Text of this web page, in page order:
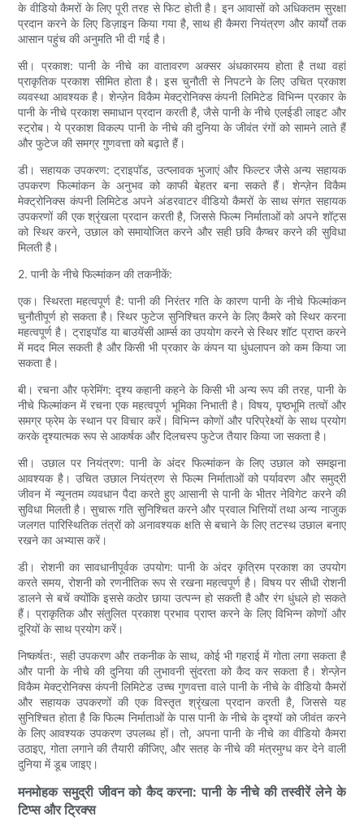
के वीडियो कैमरों के लिए पूरी तरह से फिट होती है। इन आवासों को अधिकतम सुरक्षा
प्रदान करने के लिए डिज़ाइन किया गया है, साथ ही कैमरा नियंत्रण और कार्यों तक
आसान पहुंच की अनुमति भी दी गई है।
सी। प्रकाश: पानी के नीचे का वातावरण अक्सर अंधकारमय होता है तथा वहां
प्राकृतिक प्रकाश सीमित होता है। इस चुनौती से निपटने के लिए उचित प्रकाश
व्यवस्था आवश्यक है। शेन्ज़ेन विकैम मेक्ट्रोनिक्स कंपनी लिमिटेड विभिन्न प्रकार के
पानी के नीचे प्रकाश समाधान प्रदान करती है, जैसे पानी के नीचे एलईडी लाइट और
स्ट्रोब। ये प्रकाश विकल्प पानी के नीचे की दुनिया के जीवंत रंगों को सामने लाते हैं
और फुटेज की समग्र गुणवत्ता को बढ़ाते हैं।
डी। सहायक उपकरण: ट्राइपॉड, उत्प्लावक भुजाएं और फिल्टर जैसे अन्य सहायक
उपकरण फिल्मांकन के अनुभव को काफी बेहतर बना सकते हैं। शेन्ज़ेन विकैम
मेक्ट्रोनिक्स कंपनी लिमिटेड अपने अंडरवाटर वीडियो कैमरों के साथ संगत सहायक
उपकरणों की एक श्रृंखला प्रदान करती है, जिससे फिल्म निर्माताओं को अपने शॉट्स
को स्थिर करने, उछाल को समायोजित करने और सही छवि कैप्चर करने की सुविधा
मिलती है।
2. पानी के नीचे फिल्मांकन की तकनीकें:
एक। स्थिरता महत्वपूर्ण है: पानी की निरंतर गति के कारण पानी के नीचे फिल्मांकन
चुनौतीपूर्ण हो सकता है। स्थिर फुटेज सुनिश्चित करने के लिए कैमरे को स्थिर करना
महत्वपूर्ण है। ट्राइपॉड या बाउयेंसी आर्म्स का उपयोग करने से स्थिर शॉट प्राप्त करने
में मदद मिल सकती है और किसी भी प्रकार के कंपन या धुंधलापन को कम किया जा
सकता है।
बी। रचना और फ्रेमिंग: दृश्य कहानी कहने के किसी भी अन्य रूप की तरह, पानी के
नीचे फिल्मांकन में रचना एक महत्वपूर्ण भूमिका निभाती है। विषय, पृष्ठभूमि तत्वों और
समग्र फ्रेम के स्थान पर विचार करें। विभिन्न कोणों और परिप्रेक्ष्यों के साथ प्रयोग
करके दृश्यात्मक रूप से आकर्षक और दिलचस्प फुटेज तैयार किया जा सकता है।
सी। उछाल पर नियंत्रण: पानी के अंदर फिल्मांकन के लिए उछाल को समझना
आवश्यक है। उचित उछाल नियंत्रण से फिल्म निर्माताओं को पर्यावरण और समुद्री
जीवन में न्यूनतम व्यवधान पैदा करते हुए आसानी से पानी के भीतर नेविगेट करने की
सुविधा मिलती है। सुचारू गति सुनिश्चित करने और प्रवाल भित्तियों तथा अन्य नाजुक
जलगत पारिस्थितिक तंत्रों को अनावश्यक क्षति से बचाने के लिए तटस्थ उछाल बनाए
रखने का अभ्यास करें।
डी। रोशनी का सावधानीपूर्वक उपयोग: पानी के अंदर कृत्रिम प्रकाश का उपयोग
करते समय, रोशनी को रणनीतिक रूप से रखना महत्वपूर्ण है। विषय पर सीधी रोशनी
डालने से बचें क्योंकि इससे कठोर छाया उत्पन्न हो सकती है और रंग धुंधले हो सकते
हैं। प्राकृतिक और संतुलित प्रकाश प्रभाव प्राप्त करने के लिए विभिन्न कोणों और
दूरियों के साथ प्रयोग करें।
निष्कर्षतः, सही उपकरण और तकनीक के साथ, कोई भी गहराई में गोता लगा सकता है
और पानी के नीचे की दुनिया की लुभावनी सुंदरता को कैद कर सकता है। शेन्ज़ेन
विकैम मेक्ट्रोनिक्स कंपनी लिमिटेड उच्च गुणवत्ता वाले पानी के नीचे के वीडियो कैमरों
और सहायक उपकरणों की एक विस्तृत श्रृंखला प्रदान करती है, जिससे यह
सुनिश्चित होता है कि फिल्म निर्माताओं के पास पानी के नीचे के दृश्यों को जीवंत करने
के लिए आवश्यक उपकरण उपलब्ध हों। तो, अपना पानी के नीचे का वीडियो कैमरा
उठाइए, गोता लगाने की तैयारी कीजिए, और सतह के नीचे की मंत्रमुग्ध कर देने वाली
दुनिया में डूब जाइए।
मनमोहक समुद्री जीवन को कैद करना: पानी के नीचे की तस्वीरें लेने के
टिप्स और ट्रिक्स